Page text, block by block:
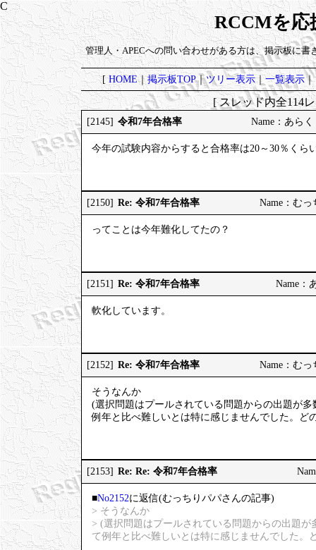
RCCMを応
管理人・APECへの問い合わせがある方は、掲示板に書
[HOME｜掲示板TOP｜ツリー表示｜一覧表示｜
[ スレッド内全114
[2145] 令和7年合格率 Name：あら
今年の試験内容からすると合格率は20～30％くら
[2150] Re: 令和7年合格率 Name：む
ってことは今年難化してたの？
[2151] Re: 令和7年合格率 Name：
軟化しています。
[2152] Re: 令和7年合格率 Name：む
そうなんか
(選択問題はプールされている問題からの出題が
例年と比べ難しいとは特に感じませんでした。ど
[2153] Re: Re: 令和7年合格率
■No2152に返信(むっちりパパさんの記事)
> そうなんか
> (選択問題はプールされている問題からの出題
て例年と比べ難しいとは特に感じませんでした。